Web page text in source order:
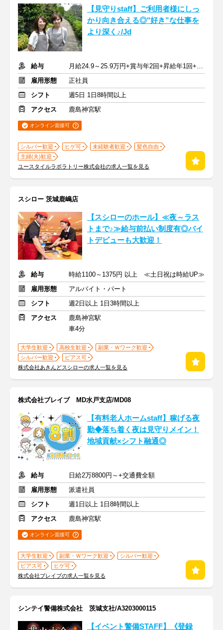
【見守りstaff】ご利用者様にしっ
かり向き合える◎"好き”な仕事を
より深く♪/Jd
給与
月給24.9～25.9万円+賞与年2回+昇給年1回+交通費全額
雇用形態
正社員
シフト
週5日 1日8時間以上
アクセス
鹿島神宮駅
オンライン面接可
シルバー歓迎 ヒゲ可 未経験者歓迎
髪色自由
主婦(夫)歓迎
ユースタイルラボラトリー株式会社の求人一覧を見る
スシロー 茨城鹿嶋店
【スシローのホール】≪夜～ラス
トまで♪≫給与前払い制度有◎バイ
トデビューも大歓迎！
給与
時給1100～1375円 以上 ≪土日祝は時給UP≫
雇用形態
アルバイト・パート
シフト
週2日以上 1日3時間以上
アクセス
鹿島神宮駅
車4分
大学生歓迎 高校生歓迎
副業・Ｗワーク歓迎
シルバー歓迎
ピアス可
株式会社あきんどスシローの求人一覧を見る
株式会社ブレイブ MD水戸支店/MD08
【有料老人ホームstaff】稼げる夜
勤◆落ち着く夜は見守りメイン！
地域貢献×シフト融通◎
給与
日給2万8800円～+交通費全額
雇用形態
派遣社員
シフト
週1日以上 1日8時間以上
アクセス
鹿島神宮駅
オンライン面接可
大学生歓迎 副業・Ｗワーク歓迎
シルバー歓迎
ピアス可
ヒゲ可
株式会社ブレイブの求人一覧を見る
シンテイ警備株式会社 茨城支社/A3203000115
【イベント警備STAFF】《登録